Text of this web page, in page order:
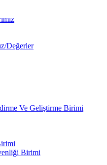
Değerler
Ve Geliştirme Birimi
Birimi